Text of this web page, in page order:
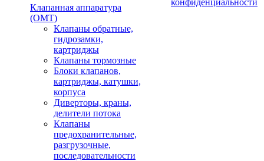
Клапанная аппаратура
(OMT)
Клапаны обратные,
гидрозамки,
картриджы
Клапаны тормозные
Блоки клапанов,
картриджы, катушки,
корпуса
Диверторы, краны,
делители потока
Клапаны
предохранительные,
разгрузочные,
последовательности
конфиденциальности